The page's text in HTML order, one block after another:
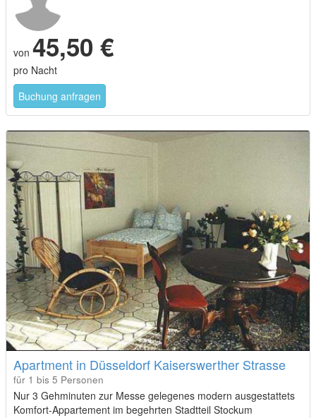
von 45,50 €
pro Nacht
Buchung anfragen
Apartment in Düsseldorf Kaiserswerther Strasse
für 1 bis 5 Personen
Nur 3 Gehminuten zur Messe gelegenes modern ausgestattets
Komfort-Appartement im begehrten Stadtteil Stockum